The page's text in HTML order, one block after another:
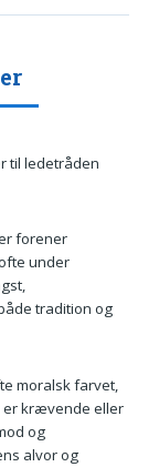
til ledetråden
forener
under
tradition og
moralsk farvet,
er krævende eller
og
alvor og